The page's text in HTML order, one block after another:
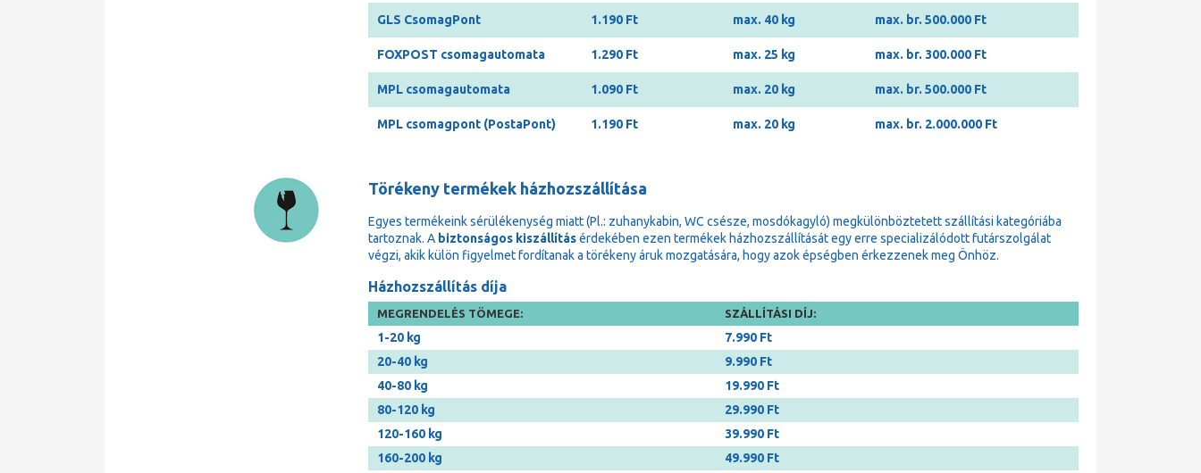
GLS CsomagPont 1.190 Ft max. 40 kg max. br. 500.000 Ft
FOXPOST csomagautomata 1.290 Ft max. 25 kg max. br. 300.000 Ft
MPL csomagautomata 1.090 Ft max. 20 kg max. br. 500.000 Ft
MPL csomagpont (PostaPont) 1.190 Ft max. 20 kg max. br. 2.000.000 Ft
Törékeny termékek házhozszállítása
Egyes termékeink sérülékenység miatt (Pl.: zuhanykabin, WC csésze, mosdókagyló) megkülönböztetett szállítási kategóriába
tartoznak. A biztonságos kiszállításérdekében ezen termékek házhozszállítását egy erre specializálódott futárszolgálat
végzi, akik külön figyelmet fordítanak a törékeny áruk mozgatására, hogy azok épségben érkezzenek meg Önhöz.
Házhozszállítás díja
MEGRENDELÉS TÖMEGE: SZÁLLÍTÁSI DÍJ:
1-20 kg
7.990 Ft
20-40 kg
9.990 Ft
40-80 kg
19.990 Ft
80-120 kg
29.990 Ft
120-160 kg
39.990 Ft
160-200 kg
49.990 Ft